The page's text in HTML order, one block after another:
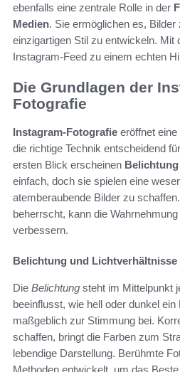
ebenfalls eine zentrale Rolle in der
Medien. Sie ermöglichen es,
einzigartigen Stil zu entwickeln. Mit
Instagram-Feed zu einem echten
Die Grundlagen der
Fotografie
Instagram-Fotografie eröffnet
die richtige Technik entscheidend
ersten Blick erscheinen Belichtung
einfach, doch sie spielen eine
atemberaubende Bilder zu
beherrscht, kann die
verbessern.
Belichtung und
Die Belichtung steht im Mittelpunkt
beeinflusst, wie hell oder dunkel
maßgeblich zur Stimmung bei.
schaffen, bringt die Farben zum
lebendige Darstellung. Berühmte
Methoden entwickelt, um das